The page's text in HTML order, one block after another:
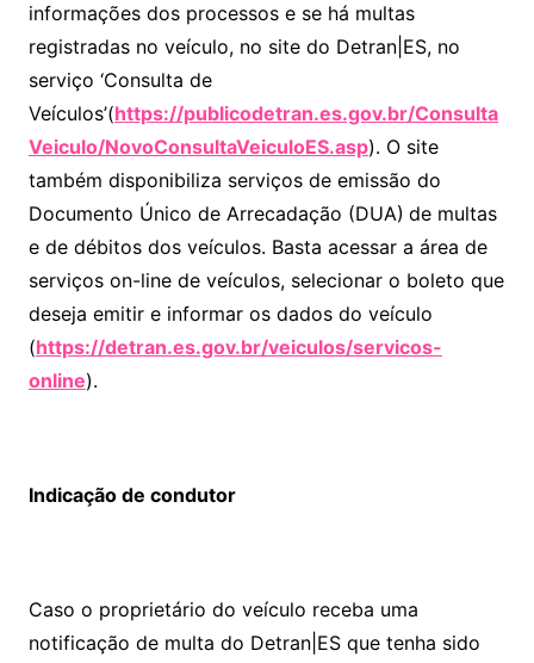
informações dos processos e se há multas
registradas no veículo, no site do Detran|ES, no
serviço ‘Consulta de
Veículos’(https://publicodetran.es.gov.br/Consulta
Veiculo/NovoConsultaVeiculoES.asp). O site
também disponibiliza serviços de emissão do
Documento Único de Arrecadação (DUA) de multas
e de débitos dos veículos. Basta acessar a área de
serviços on-line de veículos, selecionar o boleto que
deseja emitir e informar os dados do veículo
(https://detran.es.gov.br/veiculos/servicos-
online).
Indicação de condutor
Caso o proprietário do veículo receba uma
notificação de multa do Detran|ES que tenha sido